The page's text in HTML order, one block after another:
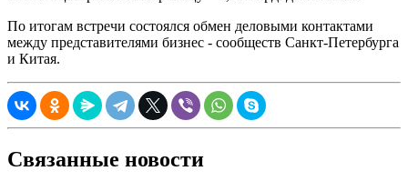
По итогам встречи состоялся обмен деловыми контактами
между представителями бизнес - сообществ Санкт-Петербурга
и Китая.
Связанные новости